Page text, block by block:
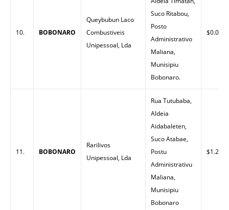
10. BOBONARO
Queybubun Laco
Combustiveis
Unipessoal, Lda
Suco Ritabou,
Posto
Administrativo
Maliana,
Munisipiu
Bobonaro.
$0.00
11. BOBONARO
Rarilivos
Unipessoal, Lda
Rua Tutubaba,
Aldeia
Aidabaleten,
Suco Atabae,
Postu
Administrativu
Maliana,
Munisipiu
Bobonaro
$1.29